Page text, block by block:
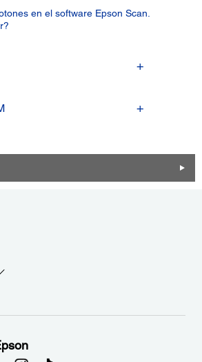
en el software Epson Scan.